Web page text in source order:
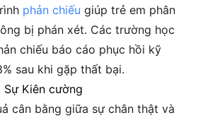
phản chiếu giúp trẻ em phân
bị phán xét. Các trường học
chiếu báo cáo phục hồi kỹ
sau khi gặp thất bại.
Sự Kiên cường
cân bằng giữa sự chân thật và